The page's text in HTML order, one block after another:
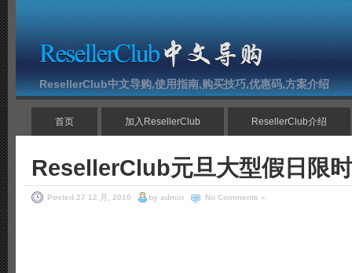
ResellerClub中文导购,使用指南,购买技巧,优惠码,方案介绍
首页 加入ResellerClub ResellerClub介绍
ResellerClub元旦大型假日限
Posted 27 12 月, 2010 by admin No Comments »